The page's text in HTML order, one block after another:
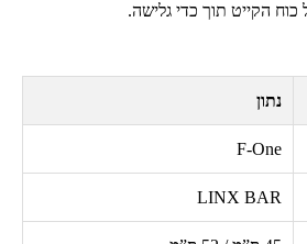
כוח הקייט תוך כדי גלישה.
נתון
F-One
LINX BAR